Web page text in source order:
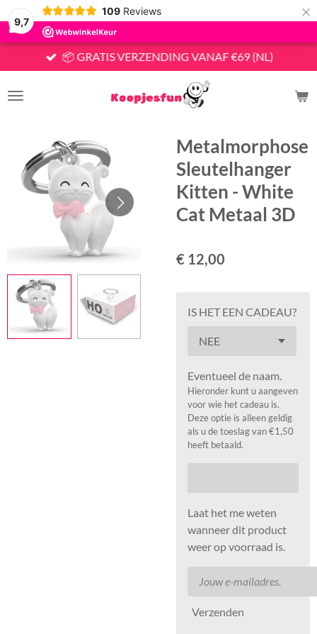
9,7
109 Reviews ×
📦 GRATIS VERZENDING VANAF €69 (NL)
Metalmorphose
Sleutelhanger
Kitten - White
Cat Metaal 3D
€ 12,00
IS HET EEN CADEAU?
Eventueel de naam.
Hieronder kunt u aangeven
voor wie het cadeau is.
Deze optie is alleen geldig
als u de toeslag van €1,50
heeft betaald.
Laat het me weten
wanneer dit product
weer op voorraad is.
Verzenden